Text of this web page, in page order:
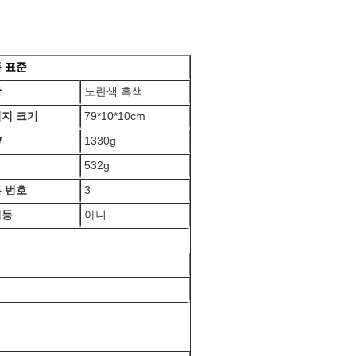
표준
노란색 흑색
크기
79*10*10cm
1330g
532g
번호
3
아니